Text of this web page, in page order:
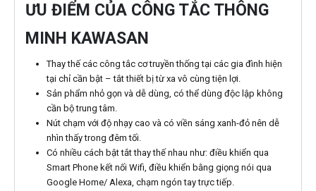
ƯU ĐIỂM CỦA CÔNG TẮC THÔNG
MINH KAWASAN
Thay thế các công tắc cơ truyền thống tại các gia đình hiện
tại chỉ cần bật – tắt thiết bị từ xa vô cùng tiện lợi.
Sản phẩm nhỏ gọn và dễ dùng, có thể dùng độc lập không
cần bộ trung tâm.
Nút chạm với độ nhạy cao và có viền sáng xanh-đỏ nên dễ
nhìn thấy trong đêm tối.
Có nhiều cách bật tắt thay thế nhau như: điều khiển qua
Smart Phone kết nối Wifi, điều khiển bằng giọng nói qua
Google Home/ Alexa, chạm ngón tay trực tiếp.